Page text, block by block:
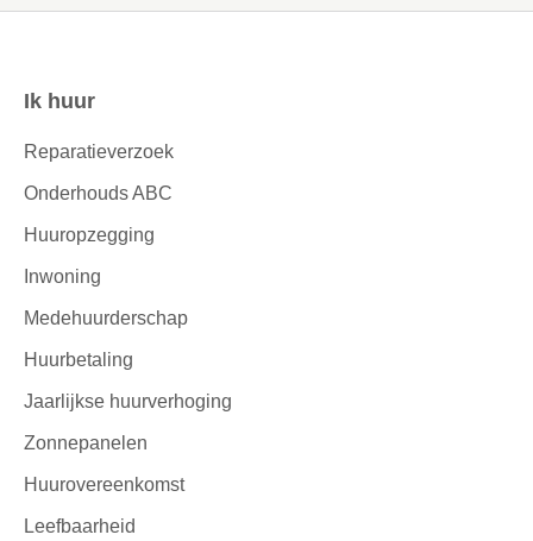
Contactinformatie
Ik huur
Reparatieverzoek
Onderhouds ABC
Huuropzegging
Inwoning
Medehuurderschap
Huurbetaling
Jaarlijkse huurverhoging
Zonnepanelen
Huurovereenkomst
Leefbaarheid